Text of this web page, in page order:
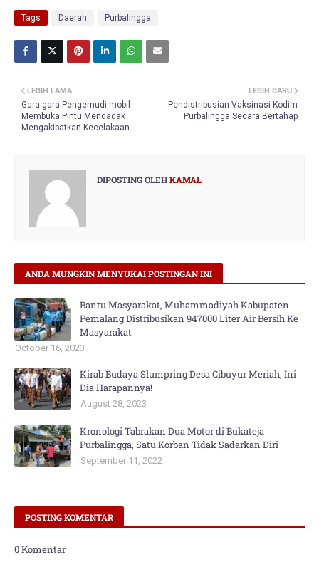
Tags Daerah Purbalingga
LEBIH BARU
Pendistribusian Vaksinasi Kodim
Purbalingga Secara Bertahap
LEBIH LAMA
Gara-gara Pengemudi mobil
Membuka Pintu Mendadak
Mengakibatkan Kecelakaan
DIPOSTING OLEHKAMAL
ANDA MUNGKIN MENYUKAI POSTINGAN INI
Bantu Masyarakat, Muhammadiyah Kabupaten
Pemalang Distribusikan 947000 Liter Air Bersih Ke
Masyarakat
October 16, 2023
Kirab Budaya Slumpring Desa Cibuyur Meriah, Ini
Dia Harapannya!
August 28, 2023
Kronologi Tabrakan Dua Motor di Bukateja
Purbalingga, Satu Korban Tidak Sadarkan Diri
September 11, 2022
POSTING KOMENTAR
0 Komentar